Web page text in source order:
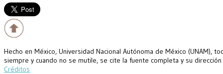
Hecho en México, Universidad Nacional Autónoma de México
siempre y cuando no se mutile, se cite la fuente completa y su
Créditos